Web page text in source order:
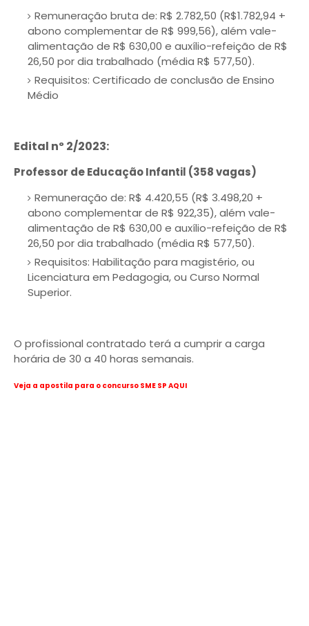
Remuneração bruta de: R$ 2.782,50 (R$1.782,94 +
abono complementar de R$ 999,56), além vale-
alimentação de R$ 630,00 e auxílio-refeição de R$
26,50 por dia trabalhado (média R$ 577,50).
Requisitos: Certificado de conclusão de Ensino
Médio
Edital nº 2/2023:
Professor de Educação Infantil (358 vagas)
Remuneração de: R$ 4.420,55 (R$ 3.498,20 +
abono complementar de R$ 922,35), além vale-
alimentação de R$ 630,00 e auxílio-refeição de R$
26,50 por dia trabalhado (média R$ 577,50).
Requisitos: Habilitação para magistério, ou
Licenciatura em Pedagogia, ou Curso Normal
Superior.
O profissional contratado terá a cumprir a carga
horária de 30 a 40 horas semanais.
Veja a apostila para o concurso SME SP AQUI